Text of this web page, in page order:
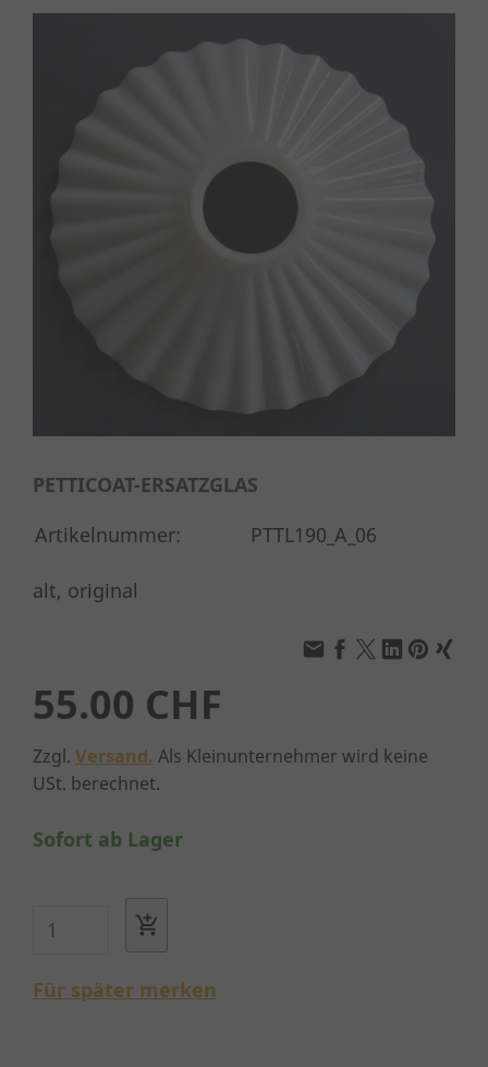
PETTICOAT-ERSATZGLAS
Artikelnummer:
PTTL190_A_06
alt, original
55.00 CHF
Zzgl. Versand. Als Kleinunternehmer wird keine
USt. berechnet.
Sofort ab Lager
Für später merken